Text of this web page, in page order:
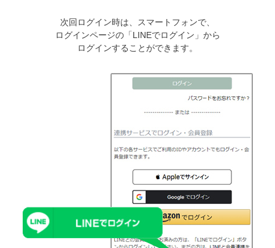
次回ログイン時は、スマートフォンで、
ログインページの「LINEでログイン」から
ログインすることができます。